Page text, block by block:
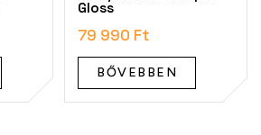
Gloss
79 990 Ft
BŐVEBBEN